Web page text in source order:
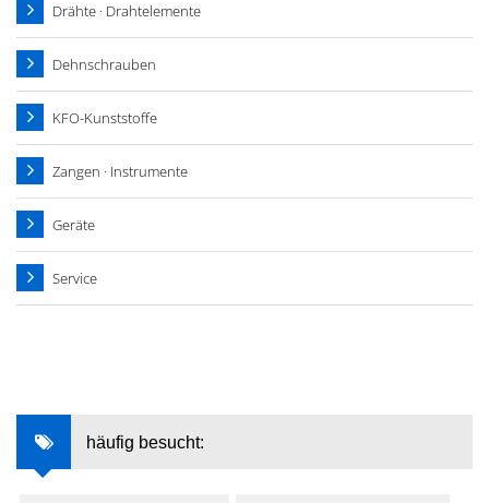
Drähte · Drahtelemente
Dehnschrauben
KFO-Kunststoffe
Zangen · Instrumente
Geräte
Service
häufig besucht: